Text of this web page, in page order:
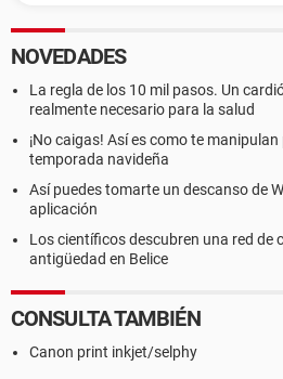
NOVEDADES
La regla de los 10 mil pasos. Un
realmente necesario para la salud
¡No caigas! Así es como te
temporada navideña
Así puedes tomarte un descanso de
aplicación
Los científicos descubren una red de
antigüedad en Belice
CONSULTA TAMBIÉN
Canon print inkjet/selphy